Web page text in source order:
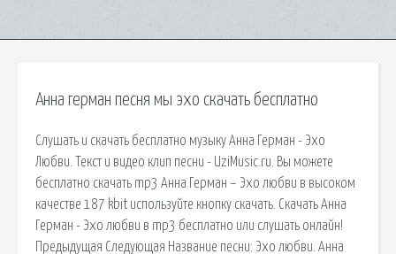
Анна герман песня мы эхо скачать бесплатно
Слушать и скачать бесплатно музыку Анна Герман - Эхо
Любви. Текст и видео клип песни - UziMusic.ru. Вы можете
бесплатно скачать mp3 Анна Герман – Эхо любви в высоком
качестве 187 kbit используйте кнопку скачать. Скачать Анна
Герман - Эхо любви в mp3 бесплатно или слушать онлайн!
Предыдущая Следующая Название песни: Эхо любви. Анна